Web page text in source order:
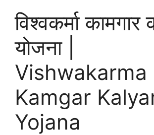
विश्वकर्मा
योजना |
Vishwakarma
Kamgar
Yojana